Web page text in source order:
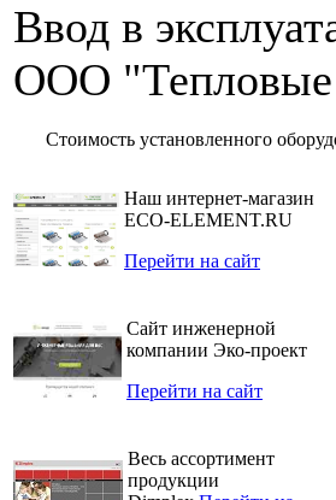
Ввод в
ООО "Тепловые
Стоимость установленного
Наш интернет-магазин
ECO-ELEMENT.RU
Перейти на сайт
Сайт инженерной
компании Эко-проект
Перейти на сайт
Весь ассортимент
продукции